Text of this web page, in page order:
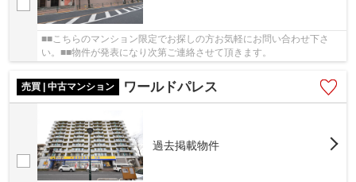
■■こちらのマンション限定でお探しの方お気軽にお問い合わせ下さ
い。■■物件が発表になり次第ご連絡させて頂きます。
売買 | 中古マンション ワールドパレス
過去掲載物件